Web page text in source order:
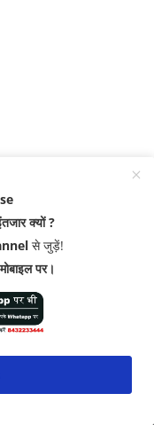
क्यों ?
से जुड़ें!
पर।